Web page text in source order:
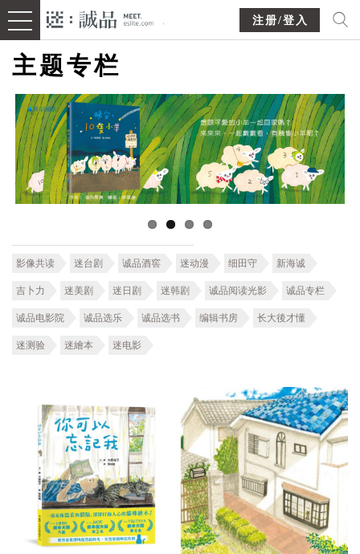
注册/登入
主题专栏
影像共读 迷台剧 诚品酒窖 迷动漫 细田守 新海诚
吉卜力 迷美剧 迷日剧 迷韩剧 诚品阅读光影 诚品专栏
诚品电影院 诚品选乐 诚品选书 编辑书房 长大後才懂
迷测验 迷繪本 迷电影